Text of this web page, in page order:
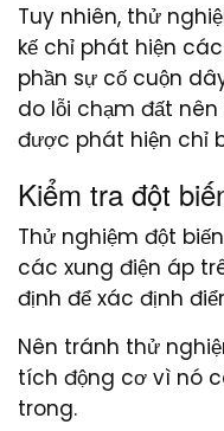
Tuy nhiên, thử
kế chỉ phát hiện
phần sự cố cuộn
do lỗi chạm đất
được phát hiện chỉ
Kiểm tra đột
Thử nghiệm đột
các xung điện áp
định để xác định
Nên tránh thử
tích động cơ vì nó
trong.